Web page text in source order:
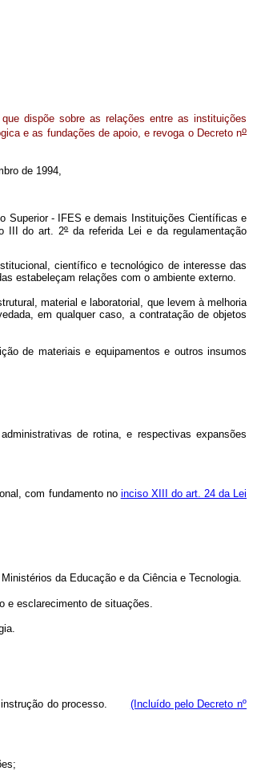
dispõe sobre as relações entre as instituições
e as fundações de apoio, e revoga o Decreto no
de 1994,
Superior - IFES e demais Instituições Científicas e
III do art. 2ºda referida Lei e da regulamentação
científico e tecnológico de interesse das
estabeleçam relações com o ambiente externo.
material e laboratorial, que levem à melhoria
em qualquer caso, a contratação de objetos
de materiais e equipamentos e outros insumos
de rotina, e respectivas expansões
com fundamento no inciso XIII do art. 24 da Lei
da Educação e da Ciência e Tecnologia.
esclarecimento de situações.
à instrução do processo. (Incluído pelo Decreto nº